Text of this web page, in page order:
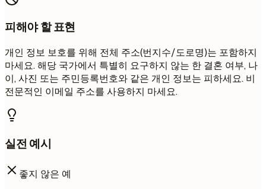
피해야 할 표현
개인 정보 보호를 위해 전체 주소(번지수/도로명)는 포함하지
마세요. 해당 국가에서 특별히 요구하지 않는 한 결혼 여부, 나
이, 사진 또는 주민등록번호와 같은 개인 정보는 피하세요. 비
전문적인 이메일 주소를 사용하지 마세요.
실전 예시
좋지 않은 예